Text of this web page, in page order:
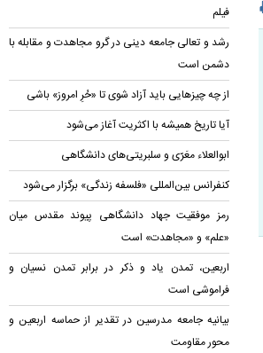
فیلم
رشد و تعالی جامعه دینی در گرو مجاهدت و مقابله با
دشمن است
از چه چیزهایی باید آزاد شوی تا «حُرِ امروز» باشی
آیا تاریخ همیشه با اکثریت آغاز می‌شود
ابوالعلاء معَرّی و سلبریتی‌های دانشگاهی
کنفرانس بین‌المللی «فلسفه زندگی» برگزار می‌شود
رمز موفقیت جهاد دانشگاهی پیوند مقدس میان
«علم» و «مجاهدت» است
اربعین، تمدن یاد و ذکر در برابر تمدن نسیان و
فراموشی است
بیانیه‌ جامعه مدرسین در تقدیر از حماسه اربعین و
محور مقاومت